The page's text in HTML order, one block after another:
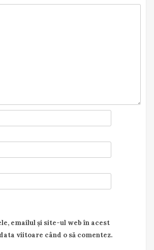
emailul și site-ul web în acest
viitoare când o să comentez.